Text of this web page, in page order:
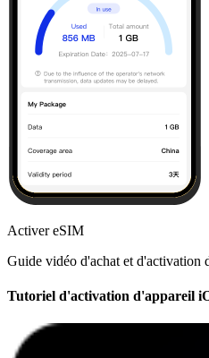
Activer eSIM
Guide vidéo d'achat et d'activation
Tutoriel d'activation d'appareil